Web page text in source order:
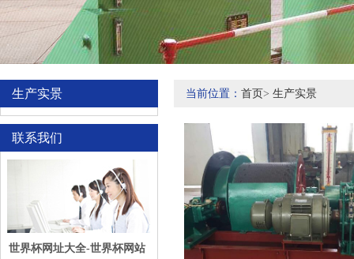
生产实景
联系我们
世界杯网址大全-世界杯网站
当前位置： 首页> 生产实景